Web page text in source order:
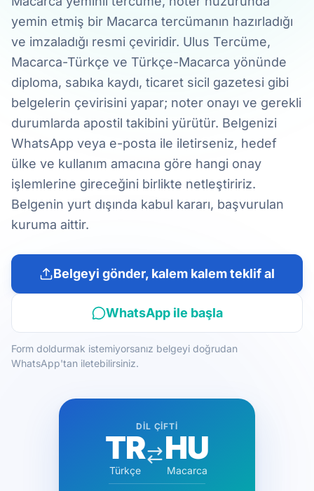
yemin etmiş bir Macarca tercümanın hazırladığı
ve imzaladığı resmi çeviridir. Ulus Tercüme,
Macarca-Türkçe ve Türkçe-Macarca yönünde
diploma, sabıka kaydı, ticaret sicil gazetesi gibi
belgelerin çevirisini yapar; noter onayı ve gerekli
durumlarda apostil takibini yürütür. Belgenizi
WhatsApp veya e-posta ile iletirseniz, hedef
ülke ve kullanım amacına göre hangi onay
işlemlerine gireceğini birlikte netleştiririz.
Belgenin yurt dışında kabul kararı, başvurulan
kuruma aittir.
Belgeyi gönder, kalem kalem teklif al
WhatsApp ile başla
Form doldurmak istemiyorsanız belgeyi doğrudan
WhatsApp'tan iletebilirsiniz.
DIL ÇIFTI
TR
Türkçe
HU
Macarca